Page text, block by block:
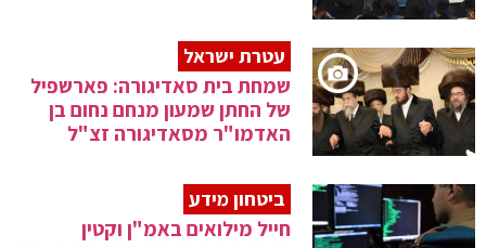
עטרת ישראל
שמחת בית סאדיגורה: פארשפיל
של החתן שמעון מנחם נחום בן
האדמו"ר מסאדיגורה זצ"ל
ביטחון מידע
חייל מילואים באמ"ן וקטין